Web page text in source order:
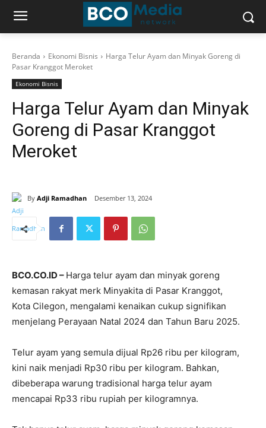
Beranda Ekonomi Bisnis
Harga Telur Ayam dan Minyak Goreng di
Pasar Kranggot Meroket
Ekonomi Bisnis
Harga Telur Ayam dan Minyak
Goreng di Pasar Kranggot
Meroket
By Adji Ramadhan Desember 13, 2024
BCO.CO.ID – Harga telur ayam dan minyak goreng
kemasan rakyat merk Minyakita di Pasar Kranggot,
Kota Cilegon, mengalami kenaikan cukup signifikan
menjelang Perayaan Natal 2024 dan Tahun Baru 2025.
Telur ayam yang semula dijual Rp26 ribu per kilogram,
kini naik menjadi Rp30 ribu per kilogram. Bahkan,
dibeberapa warung tradisional harga telur ayam
mencapai Rp33 ribu rupiah per kilogramnya.